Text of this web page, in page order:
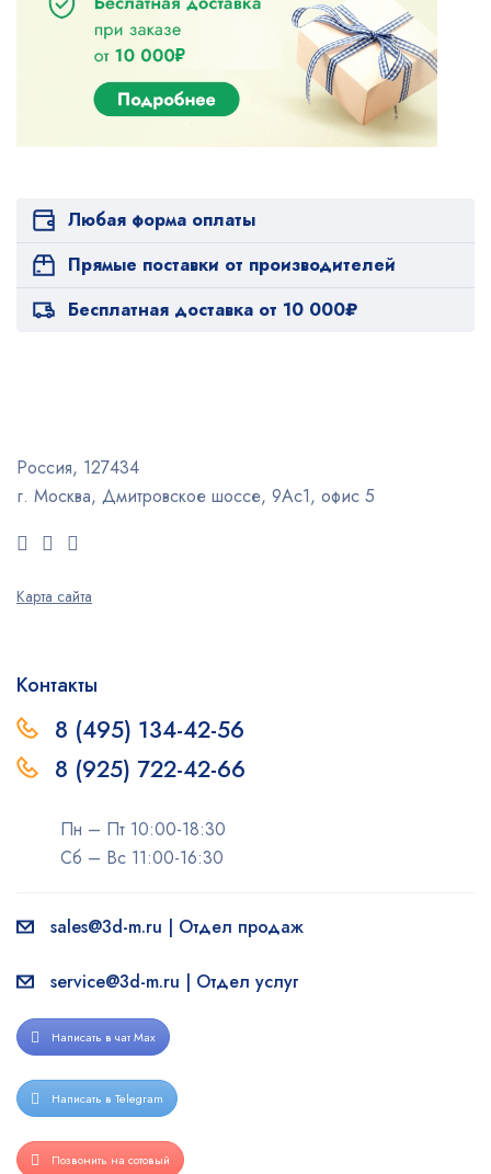
Любая форма оплаты
Прямые поставки от производителей
Бесплатная доставка от 10 000₽
Россия, 127434
г. Москва, Дмитровское шоссе, 9Ас1, офис 5
Карта сайта
Контакты
8 (495) 134-42-56
8 (925) 722-42-66
Пн – Пт 10:00-18:30
Сб – Вс 11:00-16:30
sales@3d-m.ru | Отдел продаж
service@3d-m.ru | Отдел услуг
Написать в чат Max
Написать в Telegram
Позвонить на сотовый